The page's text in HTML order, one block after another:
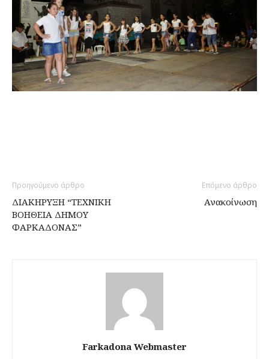
Προηγούμενο άρθρο
ΔΙΑΚΗΡΥΞΗ “ΤΕΧΝΙΚΗ
ΒΟΗΘΕΙΑ ΔΗΜΟΥ
ΦΑΡΚΑΔΟΝΑΣ”
Επόμενο άρθρο
Ανακοίνωση
Farkadona Webmaster